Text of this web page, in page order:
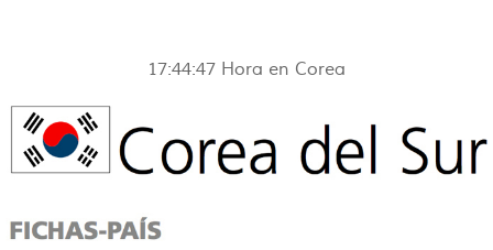
17:44:47 Hora en Corea